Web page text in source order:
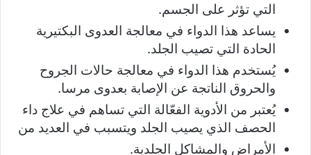
التي تؤثر على الجسم.
يساعد هذا الدواء في معالجة العدوى البكتيرية
الحادة التي تصيب الجلد.
يُستخدم هذا الدواء في معالجة حالات الجروح
والحروق الناتجة عن الإصابة بعدوى مرسا.
يُعتبر من الأدوية الفعّالة التي تساهم في علاج داء
الحصف الذي يصيب الجلد ويتسبب في العديد من
الأمراض والمشاكل الجلدية.